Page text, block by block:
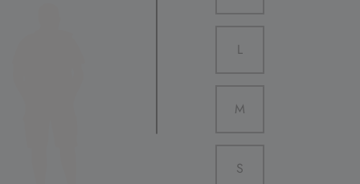
L
M
S